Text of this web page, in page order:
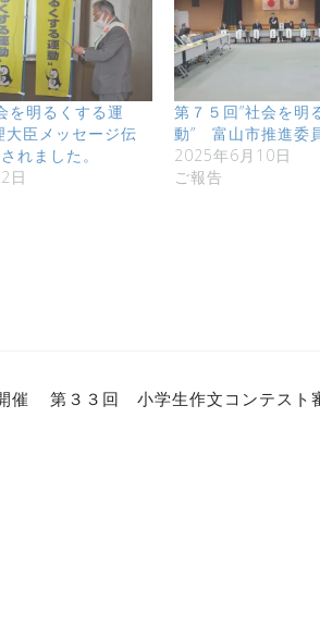
を明るくする運
大臣メッセージ伝
れました。
日
第７５回”社会を明
動” 富山市推進委
2025年6月10日
ご報告
催 第３３回 小学生作文コンテスト